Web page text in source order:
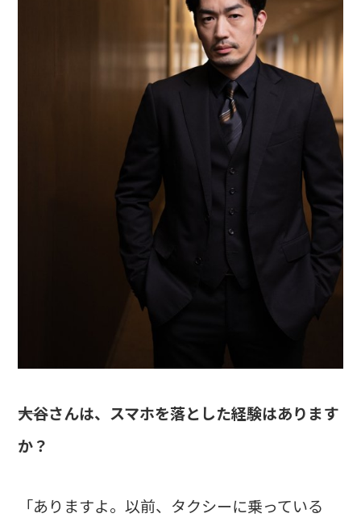
――大谷さんは、スマホを落とした経験はあります
か？
「ありますよ。以前、タクシーに乗っている